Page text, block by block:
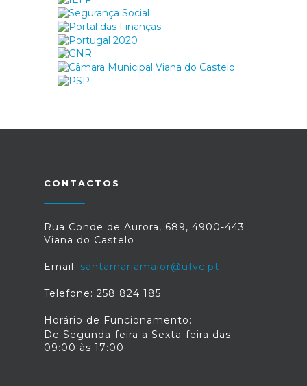
CONTACTOS
Rua Conde de Aurora, 689, 4900-443
Viana do Castelo
Email: santamariamaior@ufvc.pt
Telefone: 258 824 185
Horário de Funcionamento:
De Segunda-feira a Sexta-feira das
09:00 às 17:00